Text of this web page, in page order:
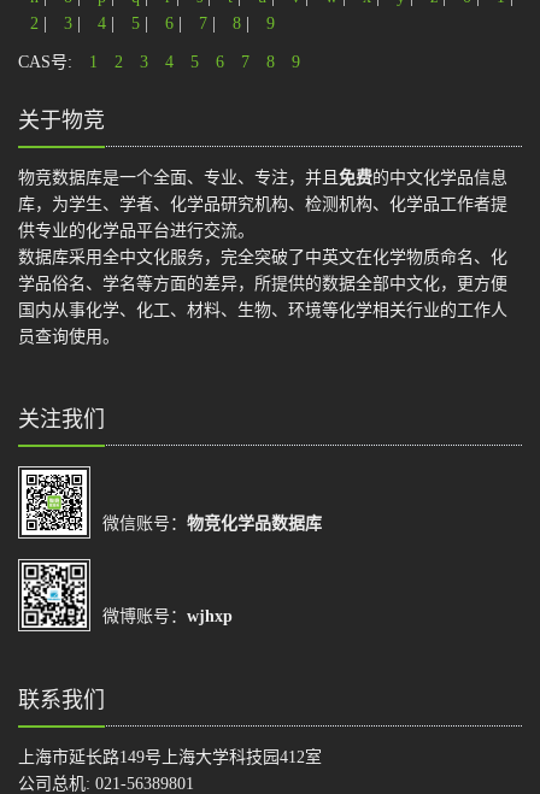
2
3 4 5 6 7 8 9
CAS号: 1 2 3 4 5 6 7 8 9
关于物竞
物竞数据库是一个全面、专业、专注，并且 免费的中文化学品信息
库，为学生、学者、化学品研究机构、检测机构、化学品工作者提
供专业的化学品平台进行交流。
数据库采用全中文化服务，完全突破了中英文在化学物质命名、化
学品俗名、学名等方面的差异，所提供的数据全部中文化，更方便
国内从事化学、化工、材料、生物、环境等化学相关行业的工作人
员查询使用。
关注我们
微信账号： 物竞化学品数据库
微博账号： wjhxp
联系我们
上海市延长路149号上海大学科技园412室
公司总机: 021-56389801